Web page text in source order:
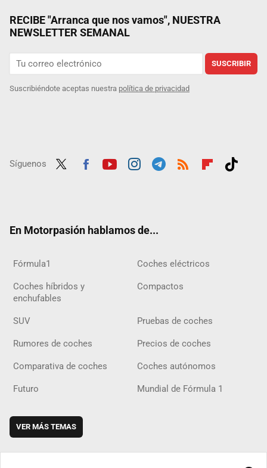
RECIBE "Arranca que nos vamos", NUESTRA
NEWSLETTER SEMANAL
SUSCRIBIR
Suscribiéndote aceptas nuestra política de privacidad
Síguenos
En Motorpasión hablamos de...
Fórmula1 Coches eléctricos
Coches híbridos y
enchufables
Compactos
SUV Pruebas de coches
Rumores de coches Precios de coches
Comparativa de coches Coches autónomos
Futuro Mundial de Fórmula 1
VER MÁS TEMAS